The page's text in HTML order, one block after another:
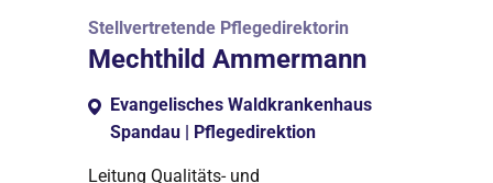
Stellvertretende Pflegedirektorin
Mechthild Ammermann
Evangelisches Waldkrankenhaus
Spandau | Pflegedirektion
Leitung Qualitäts- und